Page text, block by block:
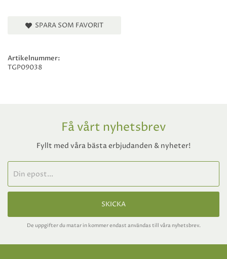
SPARA SOM FAVORIT
Artikelnummer:
TGP09038
Få vårt nyhetsbrev
Fyllt med våra bästa erbjudanden & nyheter!
SKICKA
De uppgifter du matar in kommer endast användas till våra nyhetsbrev.